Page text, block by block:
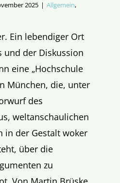
2025 | Allgemein,
Ein lebendiger Ort
und der Diskussion
eine „Hochschule
München, die, unter
des
weltanschaulichen
in der Gestalt woker
über die
zu